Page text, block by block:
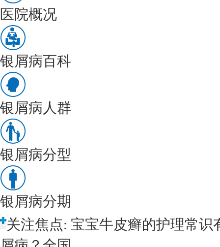
医院概况
银屑病百科
银屑病人群
银屑病分型
银屑病分期
关注焦点: 宝宝牛皮癣的护理常识